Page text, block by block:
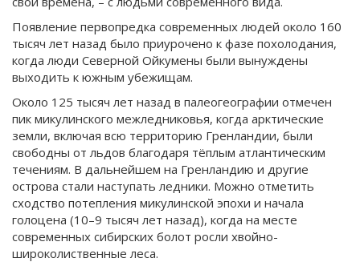
Появление первопредка современных людей около 160
тысяч лет назад было приурочено к фазе похолодания,
когда люди Северной Ойкумены были вынуждены
выходить к южным убежищам.
Около 125 тысяч лет назад в палеогеографии отмечен
пик микулинского межледниковья, когда арктические
земли, включая всю территорию Гренландии, были
свободны от льдов благодаря тёплым атлантическим
течениям. В дальнейшем на Гренландию и другие
острова стали наступать ледники. Можно отметить
сходство потепления микулинской эпохи и начала
голоцена (10–9 тысяч лет назад), когда на месте
современных сибирских болот росли хвойно-
широколиственные леса.